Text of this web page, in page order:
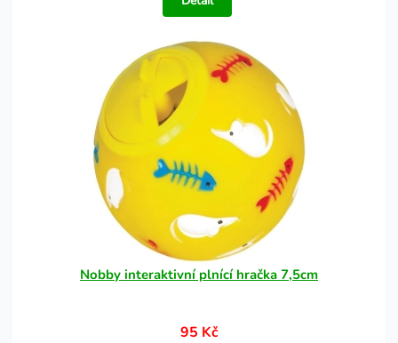
Nobby interaktivní plnící hračka 7,5cm
95 Kč